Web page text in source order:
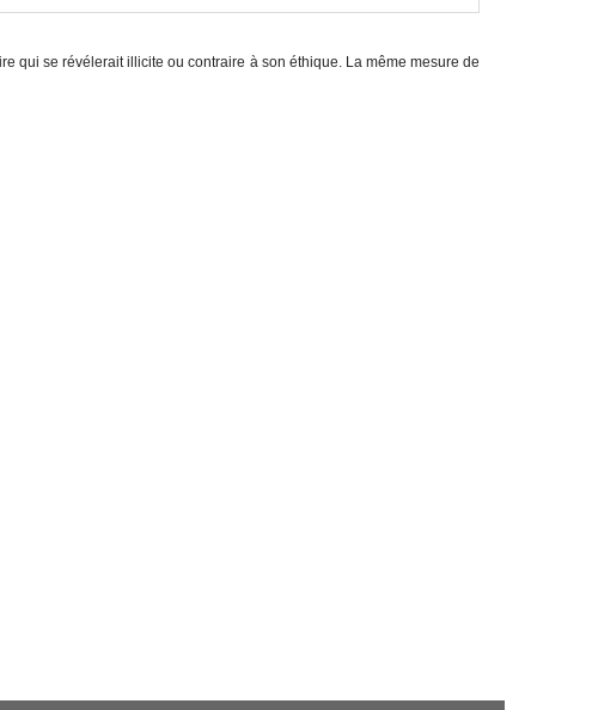
qui se révélerait illicite ou contraire à son éthique. La même mesure de